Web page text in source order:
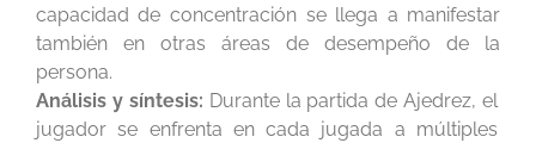
capacidad de concentración se llega a manifestar
también en otras áreas de desempeño de la
persona.
Análisis y síntesis: Durante la partida de Ajedrez, el
jugador se enfrenta en cada jugada a múltiples